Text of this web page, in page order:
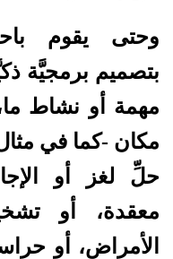
وحتى يقوم
بتصميم برمجيَّة
مهمة أو نشاط
مكان -كما في مثال
حلِّ لغز أو
معقدة، أو
الأمراض، أو